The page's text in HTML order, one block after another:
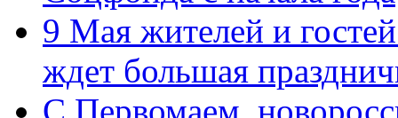
9 Мая жителей и
ждет большая